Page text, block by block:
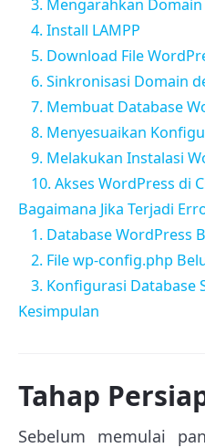
3. Mengarahkan Domain
4. Install LAMPP
5. Download File
6. Sinkronisasi Domain
7. Membuat Database
8. Menyesuaikan
9. Melakukan Instalasi
10. Akses WordPress di
Bagaimana Jika Terjadi
1. Database WordPress
2. File wp-config.php
3. Konfigurasi Database
Kesimpulan
Tahap
Sebelum memulai